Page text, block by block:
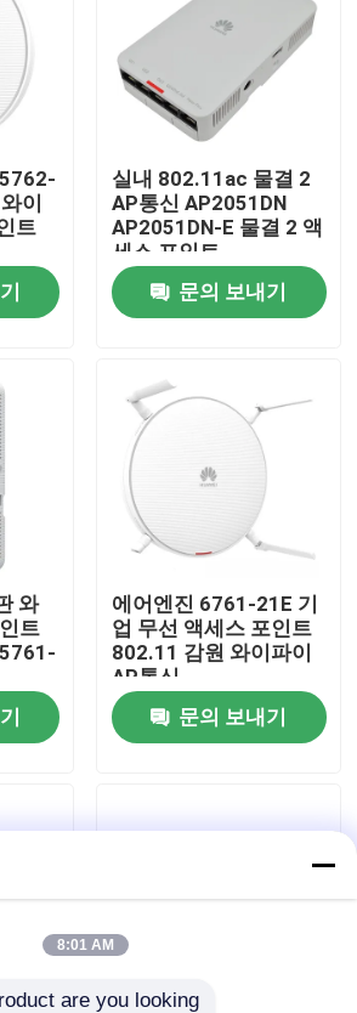
이
트
실내 802.11ac 물결 2
AP통신 AP2051DN
AP2051DN-E 물결 2 액
세스 포인트
문의 보내기
와
트
에어엔진 6761-21E 기
업 무선 액세스 포인트
802.11 감원 와이파이
AP통신
문의 보내기
8:01 AM
are you looking